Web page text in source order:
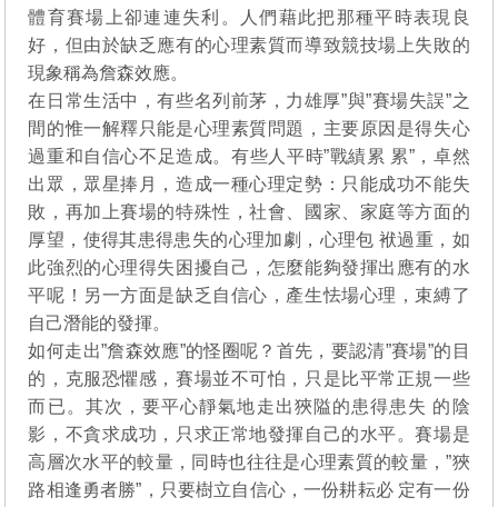
體育賽場上卻連連失利。人們藉此把那種平時表現良
好，但由於缺乏應有的心理素質而導致競技場上失敗的
現象稱為詹森效應。
在日常生活中，有些名列前茅，力雄厚”與”賽場失誤”之
間的惟一解釋只能是心理素質問題，主要原因是得失心
過重和自信心不足造成。有些人平時”戰績累 累”，卓然
出眾，眾星捧月，造成一種心理定勢：只能成功不能失
敗，再加上賽場的特殊性，社會、國家、家庭等方面的
厚望，使得其患得患失的心理加劇，心理包 袱過重，如
此強烈的心理得失困擾自己，怎麼能夠發揮出應有的水
平呢！另一方面是缺乏自信心，產生怯場心理，束縛了
自己潛能的發揮。
如何走出”詹森效應”的怪圈呢？首先，要認清”賽場”的目
的，克服恐懼感，賽場並不可怕，只是比平常正規一些
而已。其次，要平心靜氣地走出狹隘的患得患失 的陰
影，不貪求成功，只求正常地發揮自己的水平。賽場是
高層次水平的較量，同時也往往是心理素質的較量，”狹
路相逢勇者勝”，只要樹立自信心，一份耕耘必 定有一份